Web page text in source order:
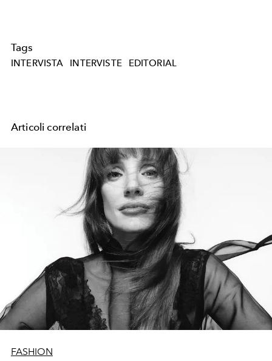
Tags
INTERVISTA INTERVISTE EDITORIAL
Articoli correlati
FASHION